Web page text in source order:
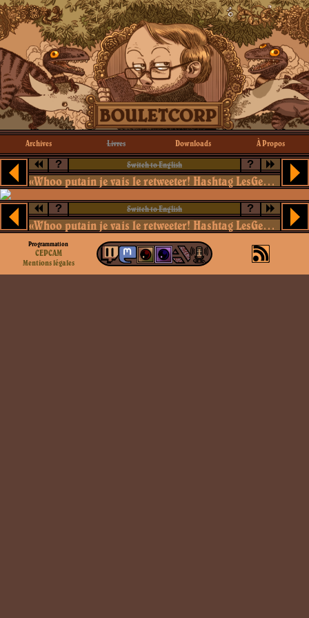
Archives Livres Downloads À Propos
? Switch to English ?
«Whoo putain je vais le retweeter! Hashtag LesGens!»
? Switch to English ?
«Whoo putain je vais le retweeter! Hashtag LesGens!»
Programmation
CEPCAM
Mentions légales